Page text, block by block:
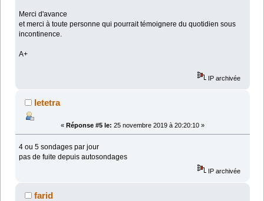
Merci d'avance
et merci à toute personne qui pourrait témoignere du quotidien sous
incontinence.
A+
IP archivée
letetra
« Réponse #5 le: 25 novembre 2019 à 20:20:10 »
4 ou 5 sondages par jour
pas de fuite depuis autosondages
IP archivée
farid